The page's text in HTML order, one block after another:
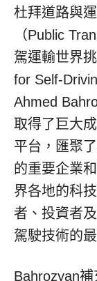
杜拜道路與
（Public
駕運輸世界
for Self-
Ahmed
取得了巨大
平台，匯聚
的重要企業
界各地的科
者、投資者
駕駛技術的
Bahrozyan